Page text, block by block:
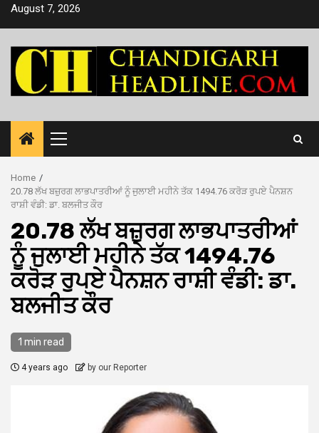
SkipAugust 7, 2026
Primary
Menu
Home
20.78 ਲੱਖ ਬਜ਼ੁਰਗ ਲਾਭਪਾਤਰੀਆਂ ਨੂੰ ਜੁਲਾਈ ਮਹੀਨੇ ਤੱਕ 1494.76 ਕਰੋੜ ਰੁਪਏ ਪੈਨਸ਼ਨ
ਰਾਸ਼ੀ ਵੰਡੀ: ਡਾ. ਬਲਜੀਤ ਕੌਰ
20.78 ਲੱਖ ਬਜ਼ੁਰਗ ਲਾਭਪਾਤਰੀਆਂ
ਨੂੰ ਜੁਲਾਈ ਮਹੀਨੇ ਤੱਕ 1494.76
ਕਰੋੜ ਰੁਪਏ ਪੈਨਸ਼ਨ ਰਾਸ਼ੀ ਵੰਡੀ: ਡਾ.
ਬਲਜੀਤ ਕੌਰ
1 min read
4 years ago by our Reporter